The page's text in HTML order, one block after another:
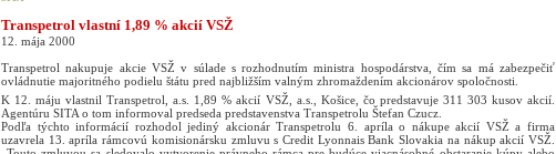
Transpetrol vlastní 1,89 % akcií VSŽ
12. mája 2000
Transpetrol nakupuje akcie VSŽ v súlade s rozhodnutím ministra hospodárstva, čím sa má zabezpečiť
ovládnutie majoritného podielu štátu pred najbližším valným zhromaždením akcionárov spoločnosti.
K 12. máju vlastnil Transpetrol, a.s. 1,89 % akcií VSŽ, a.s., Košice, čo predstavuje 311 303 kusov akcií.
Agentúru SITA o tom informoval predseda predstavenstva Transpetrolu Štefan Czucz.
Podľa týchto informácií rozhodol jediný akcionár Transpetrolu 6. apríla o nákupe akcií VSŽ a firma
uzavrela 13. apríla rámcovú komisionársku zmluvu s Credit Lyonnais Bank Slovakia na nákup akcií VSŽ.